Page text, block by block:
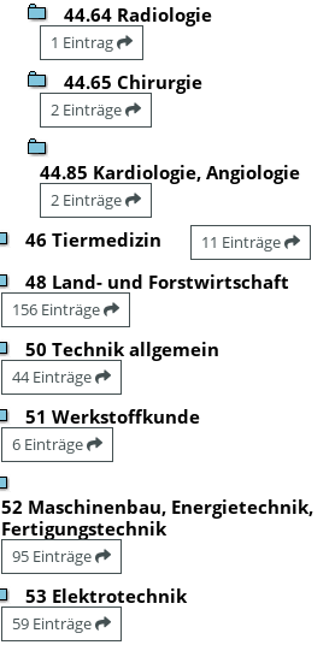
44.64 Radiologie
1 Eintrag
44.65 Chirurgie
2 Einträge
44.85 Kardiologie, Angiologie
2 Einträge
46 Tiermedizin 11 Einträge
48 Land- und Forstwirtschaft
156 Einträge
50 Technik allgemein
44 Einträge
51 Werkstoffkunde
6 Einträge
52 Maschinenbau, Energietechnik,
Fertigungstechnik
95 Einträge
53 Elektrotechnik
59 Einträge